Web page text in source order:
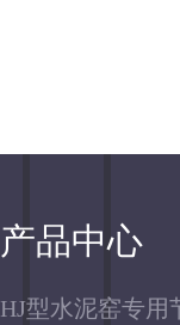
产品中心
HJ型水泥窑专用